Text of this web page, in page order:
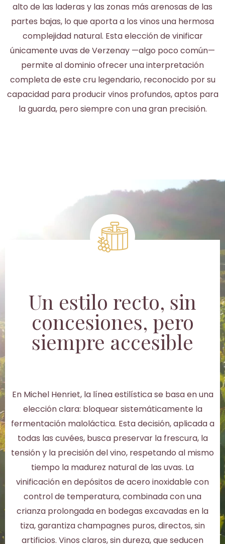
alto de las laderas y las zonas más arenosas de las
partes bajas, lo que aporta a los vinos una hermosa
complejidad natural. Esta elección de vinificar
únicamente uvas de Verzenay —algo poco común—
permite al dominio ofrecer una interpretación
completa de este cru legendario, reconocido por su
capacidad para producir vinos profundos, aptos para
la guarda, pero siempre con una gran precisión.
Un estilo recto, sin
concesiones, pero
siempre accesible
En Michel Henriet, la línea estilística se basa en una
elección clara: bloquear sistemáticamente la
fermentación maloláctica. Esta decisión, aplicada a
todas las cuvées, busca preservar la frescura, la
tensión y la precisión del vino, respetando al mismo
tiempo la madurez natural de las uvas. La
vinificación en depósitos de acero inoxidable con
control de temperatura, combinada con una
crianza prolongada en bodegas excavadas en la
tiza, garantiza champagnes puros, directos, sin
artificios. Vinos claros, sin dureza, que seducen